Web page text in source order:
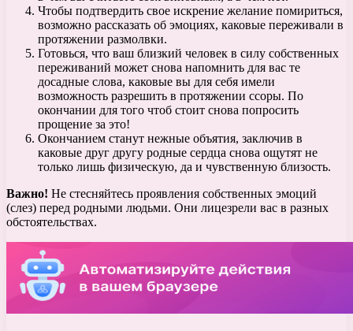
Чтобы подтвердить свое искрение желание помириться,
возможно рассказать об эмоциях, каковые переживали в
протяжении размолвки.
Готовься, что ваш близкий человек в силу собственных
переживаний может снова напомнить для вас те
досадные слова, каковые вы для себя имели
возможность разрешить в протяжении ссоры. По
окончании для того чтоб стоит снова попросить
прощение за это!
Окончанием станут нежные объятия, заключив в
каковые друг другу родные сердца снова ощутят не
только лишь физическую, да и чувственную близость.
Важно! Не стесняйтесь проявления собственных эмоций
(слез) перед родными людьми. Они лицезрели вас в разных
обстоятельствах.